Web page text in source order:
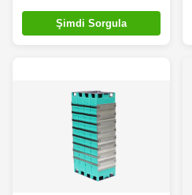
Şimdi Sorgula